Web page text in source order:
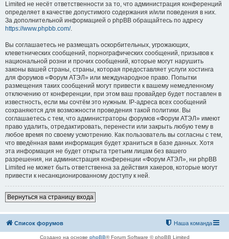
Limited не несёт ответственности за то, что администрация конференций
определяет в качестве допустимого содержания и/или поведения в них.
За дополнительной информацией о phpBB обращайтесь по адресу
https://www.phpbb.com/.
Вы соглашаетесь не размещать оскорбительных, угрожающих,
клеветнических сообщений, порнографических сообщений, призывов к
национальной розни и прочих сообщений, которые могут нарушить
законы вашей страны, страны, которая предоставляет услуги хостинга
для форумов «Форум АТЭЛ» или международное право. Попытки
размещения таких сообщений могут привести к вашему немедленному
отключению от конференции, при этом ваш провайдер будет поставлен в
известность, если мы сочтём это нужным. IP-адреса всех сообщений
сохраняются для возможности проведения такой политики. Вы
соглашаетесь с тем, что администраторы форумов «Форум АТЭЛ» имеют
право удалить, отредактировать, перенести или закрыть любую тему в
любое время по своему усмотрению. Как пользователь вы согласны с тем,
что введённая вами информация будет храниться в базе данных. Хотя
эта информация не будет открыта третьим лицам без вашего
разрешения, ни администрация конференции «Форум АТЭЛ», ни phpBB
Limited не может быть ответственна за действия хакеров, которые могут
привести к несанкционированному доступу к ней.
Вернуться на страницу входа
Список форумов Наша команда
Создано на основе phpBB® Forum Software © phpBB Limited